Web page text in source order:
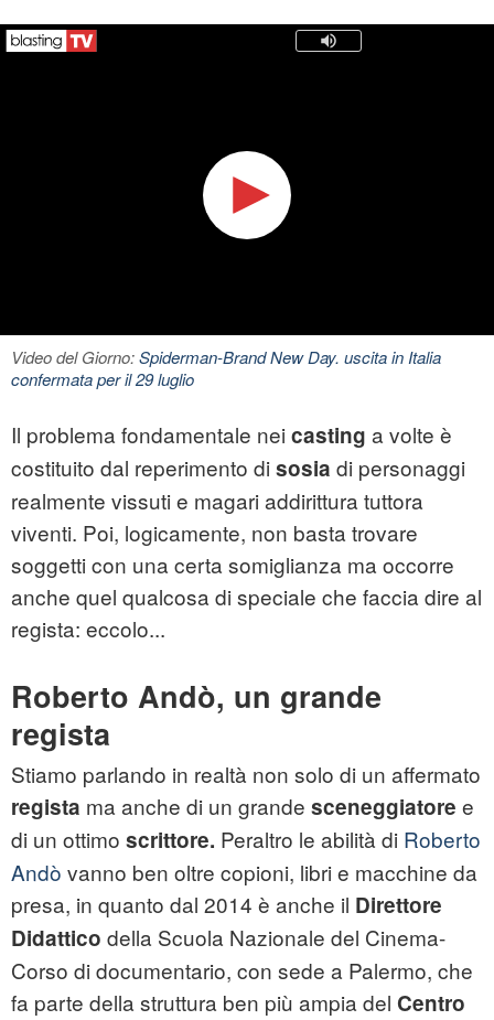
Video del Giorno:Spiderman-Brand New Day. uscita in Italia
confermata per il 29 luglio
Il problema fondamentale nei casting a volte è
costituito dal reperimento di sosia di personaggi
realmente vissuti e magari addirittura tuttora
viventi. Poi, logicamente, non basta trovare
soggetti con una certa somiglianza ma occorre
anche quel qualcosa di speciale che faccia dire al
regista: eccolo...
Roberto Andò, un grande
regista
Stiamo parlando in realtà non solo di un affermato
regista ma anche di un grande sceneggiatore e
di un ottimo scrittore. Peraltro le abilità di Roberto
Andò vanno ben oltre copioni, libri e macchine da
presa, in quanto dal 2014 è anche il Direttore
Didattico della Scuola Nazionale del Cinema-
Corso di documentario, con sede a Palermo, che
fa parte della struttura ben più ampia del Centro